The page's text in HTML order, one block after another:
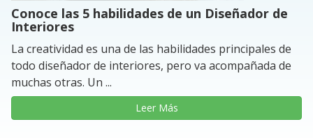
Conoce las 5 habilidades de un Diseñador de
Interiores
La creatividad es una de las habilidades principales de
todo diseñador de interiores, pero va acompañada de
muchas otras. Un ...
Leer Más